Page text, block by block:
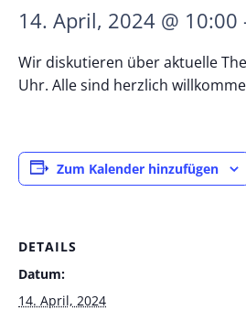
14. April, 2024 @ 10:00
Wir diskutieren über aktuelle
Uhr. Alle sind herzlich
Zum Kalender hinzufügen
DETAILS
Datum:
14. April, 2024